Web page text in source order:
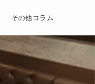
その他コラム